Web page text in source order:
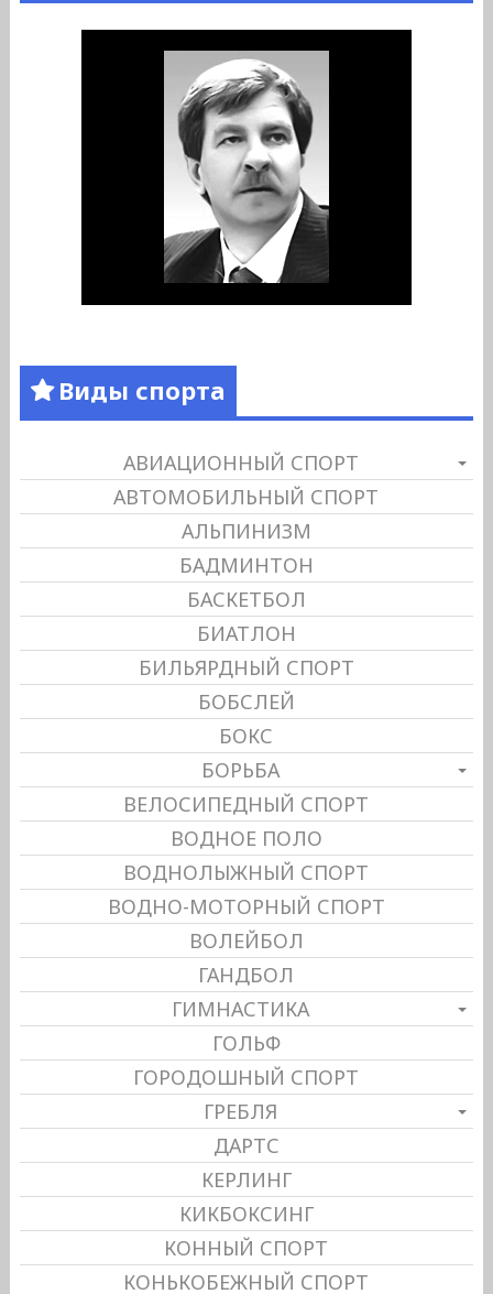
Виды спорта
АВИАЦИОННЫЙ СПОРТ
АВТОМОБИЛЬНЫЙ СПОРТ
АЛЬПИНИЗМ
БАДМИНТОН
БАСКЕТБОЛ
БИАТЛОН
БИЛЬЯРДНЫЙ СПОРТ
БОБСЛЕЙ
БОКС
БОРЬБА
ВЕЛОСИПЕДНЫЙ СПОРТ
ВОДНОЕ ПОЛО
ВОДНОЛЫЖНЫЙ СПОРТ
ВОДНО-МОТОРНЫЙ СПОРТ
ВОЛЕЙБОЛ
ГАНДБОЛ
ГИМНАСТИКА
ГОЛЬФ
ГОРОДОШНЫЙ СПОРТ
ГРЕБЛЯ
ДАРТС
КЕРЛИНГ
КИКБОКСИНГ
КОННЫЙ СПОРТ
КОНЬКОБЕЖНЫЙ СПОРТ